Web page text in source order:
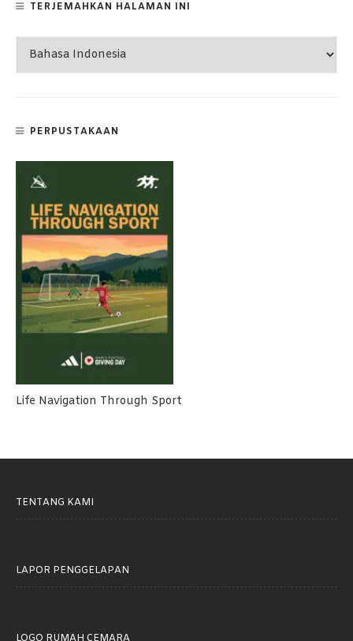
TERJEMAHKAN HALAMAN INI
PERPUSTAKAAN
Life Navigation Through Sport
TENTANG KAMI
LAPOR PENGGELAPAN